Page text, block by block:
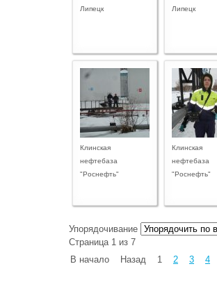
Липецк
Липецк
Клинская
нефтебаза
"Роснефть"
Клинская
нефтебаза
"Роснефть"
Упорядочивание
Страница 1 из 7
В начало
Назад 1 2 3 4